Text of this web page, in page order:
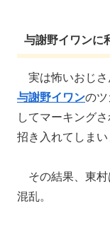
与謝野イワンに
実は怖いおじ
与謝野イワンの
してマーキング
招き入れてしまい
その結果、東
混乱。